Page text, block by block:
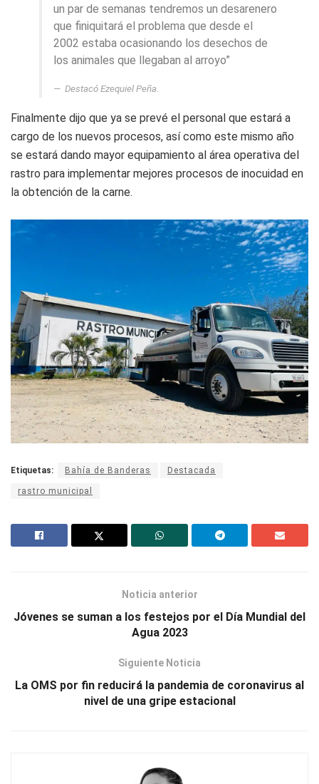
un par de semanas tendremos un desarenero
que finiquitará el problema que desde el
2002 estaba ocasionando los desechos de
los animales que llegaban al arroyo”
Destacó Ezequiel Peña.
Finalmente dijo que ya se prevé el personal que estará a
cargo de los nuevos procesos, así como este mismo año
se estará dando mayor equipamiento al área operativa del
rastro para implementar mejores procesos de inocuidad en
la obtención de la carne.
Etiquetas: Bahía de Banderas Destacada
rastro municipal
Noticia anterior
Jóvenes se suman a los festejos por el Día Mundial del
Agua 2023
Siguiente Noticia
La OMS por fin reducirá la pandemia de coronavirus al
nivel de una gripe estacional